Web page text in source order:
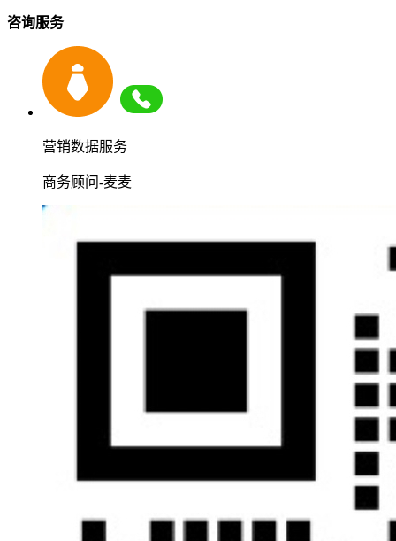
咨询服务
营销数据服务
商务顾问-麦麦